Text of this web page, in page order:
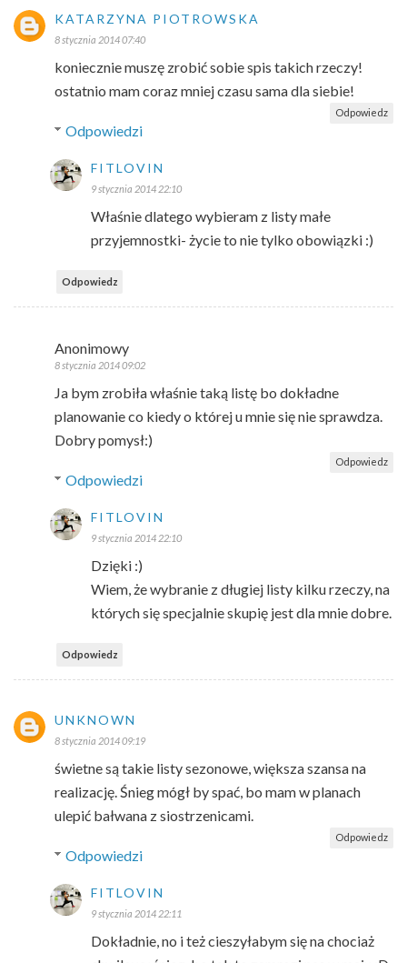
KATARZYNA PIOTROWSKA
8 stycznia 2014 07:40
koniecznie muszę zrobić sobie spis takich rzeczy!
ostatnio mam coraz mniej czasu sama dla siebie!
Odpowiedz
Odpowiedzi
FITLOVIN
9 stycznia 2014 22:10
Właśnie dlatego wybieram z listy małe
przyjemnostki- życie to nie tylko obowiązki :)
Odpowiedz
Anonimowy
8 stycznia 2014 09:02
Ja bym zrobiła właśnie taką listę bo dokładne
planowanie co kiedy o której u mnie się nie sprawdza.
Dobry pomysł:)
Odpowiedz
Odpowiedzi
FITLOVIN
9 stycznia 2014 22:10
Dzięki :)
Wiem, że wybranie z długiej listy kilku rzeczy, na
których się specjalnie skupię jest dla mnie dobre.
Odpowiedz
UNKNOWN
8 stycznia 2014 09:19
świetne są takie listy sezonowe, większa szansa na
realizację. Śnieg mógł by spać, bo mam w planach
ulepić bałwana z siostrzenicami.
Odpowiedz
Odpowiedzi
FITLOVIN
9 stycznia 2014 22:11
Dokładnie, no i też cieszyłabym się na chociaż